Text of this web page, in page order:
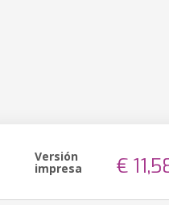
Versión
impresa €